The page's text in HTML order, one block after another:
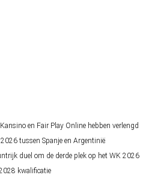
en Fair Play Online hebben verlengd
tussen Spanje en Argentinië
duel om de derde plek op het WK 2026
kwalificatie